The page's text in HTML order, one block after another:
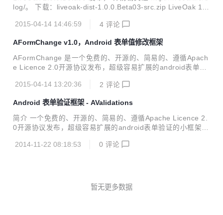
log/。 下载：liveoak-dist-1.0.0.Beta03-src.zip LiveOak 1.
SDKs 和工具 继续改进工作台的 UX 请下载并尝试新版本。 Li
S 通过提供关键的后端服务来加速移动应用的开发。
2015-04-14 14:46:59 4 评论
AFormChange v1.0，Android 表单值修改框架
AFormChange 是一个免费的、开源的、简易的、遵循Apach
e Licence 2.0开源协议发布，超级容易扩展的android表单数
框架 AFormChange为库，可以直接导出jar包 AFormChange
s使用 1.下载zip或者克隆AFormChange项目 2.导入Eclips
e，右键工程->preference->Android->library->Add,选择AFo
rmChange工程加入后 apply应用 3.demo...
2015-04-14 13:20:36 2 评论
Android 表单验证框架 - AValidations
简介 一个免费的、开源的、简易的、遵循Apache Licence 2.
0开源协议发布，超级容易扩展的android表单验证的小框架，
2014-11-22 08:18:53
0 评论
暂无更多数据